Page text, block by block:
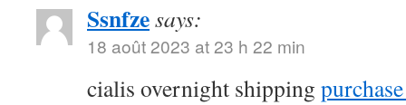
Ssnfzesays:
18 août 2023 at 23 h 22 min
cialis overnight shipping